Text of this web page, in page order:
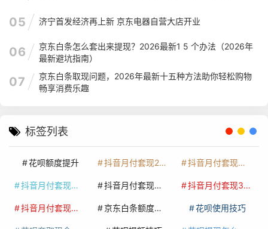
05 济宁首发经济再上新 京东电器自营大店开业
06
京东白条怎么套出来提现？2026最新1 5 个办法（2026年
最新避坑指南）
07
京东白条取现问题，2026年最新十五种方法助你轻松购物
畅享消费乐趣
标签列表
花呗额度提升 抖音月付套现24小时接单 抖音月付套现怎么套
抖音月付套现多少手续费 抖音月付套现商家有哪些 抖音月付套现30秒技巧
抖音月付套现最新方法 京东白条额度提升 花呗使用技巧